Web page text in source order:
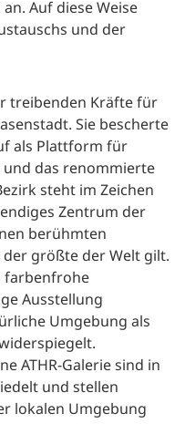
Auf diese Weise
und der
treibenden Kräfte für
Sie bescherte
als Plattform für
das renommierte
steht im Zeichen
Zentrum der
berühmten
größte der Welt gilt.
farbenfrohe
Ausstellung
Umgebung als
ATHR-Galerie sind in
und stellen
lokalen Umgebung